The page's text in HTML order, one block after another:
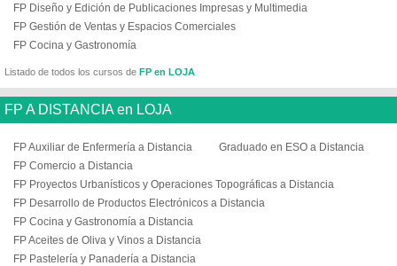
FP Diseño y Edición de Publicaciones Impresas y Multimedia
FP Gestión de Ventas y Espacios Comerciales
FP Cocina y Gastronomía
Listado de todos los cursos de FP en LOJA
FP A DISTANCIA en LOJA
FP Auxiliar de Enfermería a Distancia
Graduado en ESO a Distancia
FP Comercio a Distancia
FP Proyectos Urbanísticos y Operaciones Topográficas a Distancia
FP Desarrollo de Productos Electrónicos a Distancia
FP Cocina y Gastronomía a Distancia
FP Aceites de Oliva y Vinos a Distancia
FP Pastelería y Panadería a Distancia